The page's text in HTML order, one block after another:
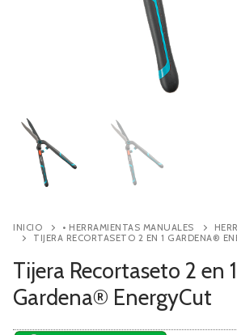
Contacto
INICIO • HERRAMIENTAS MANUALES
TIJERA RECORTASETO 2 EN 1 GARDENA®
Tijera Recortaseto 2 en 1
Gardena® EnergyCut